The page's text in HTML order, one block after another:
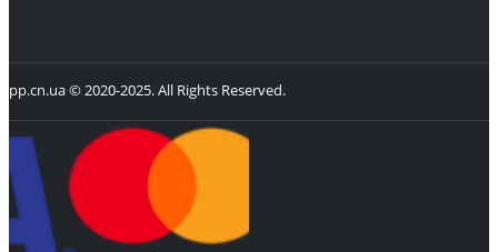
pp.cn.ua © 2020-2025. All Rights Reserved.